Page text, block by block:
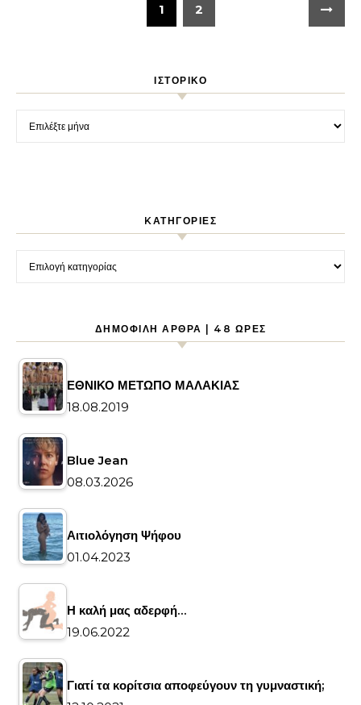
1 2
ΙΣΤΟΡΙΚΌ
KΑΤΗΓΟΡΊΕΣ
ΔΗΜΟΦΙΛΉ ΆΡΘΡΑ | 48 ΏΡΕΣ
ΕΘΝΙΚΟ ΜΕΤΩΠΟ ΜΑΛΑΚΙΑΣ
18.08.2019
Blue Jean
08.03.2026
Αιτιολόγηση Ψήφου
01.04.2023
Η καλή μας αδερφή…
19.06.2022
Γιατί τα κορίτσια αποφεύγουν τη γυμναστική;